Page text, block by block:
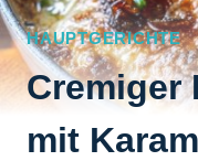
HAUPTGERICHTE
Cremiger
mit